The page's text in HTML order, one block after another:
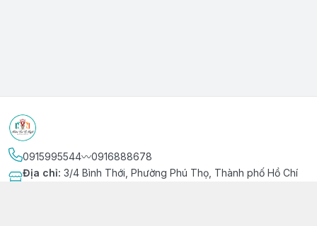
0915995544〰️0916888678
Địa chỉ: 3/4 Bình Thới, Phường Phú Thọ, Thành phố Hồ Chí